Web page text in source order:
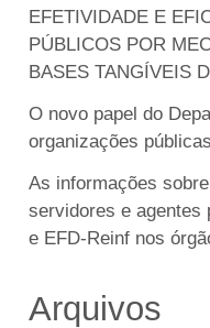
EFETIVIDADE E
PÚBLICOS POR
BASES TANGÍVEIS
O novo papel do
organizações públicas
As informações
servidores e agentes
e EFD-Reinf nos
Arquivos